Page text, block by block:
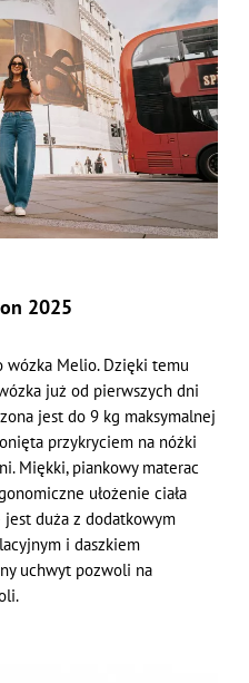
2025
wózka Melio. Dzięki temu
już od pierwszych dni
jest do 9 kg maksymalnej
przykryciem na nóżki
Miękki, piankowy materac
ułożenie ciała
jest duża z dodatkowym
i daszkiem
uchwyt pozwoli na